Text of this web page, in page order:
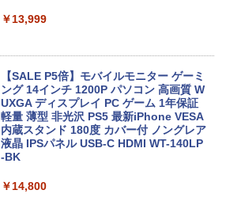
モリ 8GB SSD 128GB 256GB 512GB 1
TB Webカメラ WiFi Bluetooth 選べる
カラー 14型 薄型 軽量 初心者 学習向け P
C ピンク シルバー 最短当日出荷
￥29,800
￥13,999
【SALE P5倍】モバイルモニター ゲーミ
ング 14インチ 1200P パソコン 高画質 W
UXGA ディスプレイ PC ゲーム 1年保証
軽量 薄型 非光沢 PS5 最新iPhone VESA
内蔵スタンド 180度 カバー付 ノングレア
液晶 IPSパネル USB-C HDMI WT-140LP
-BK
￥14,800